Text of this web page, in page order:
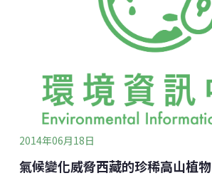
2014年06月18日
氣候變化威脅西藏的珍稀高山植物